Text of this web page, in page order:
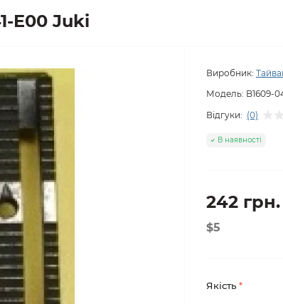
E00 Juki
Виробник:
Модель: B1609-
Відгуки: (0)
В наявності
242 грн.
$5
Якість *